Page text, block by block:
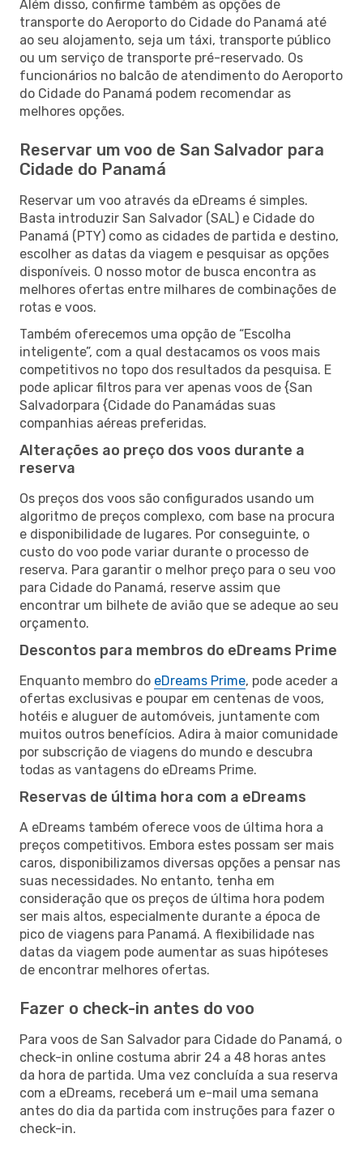
Além disso, confirme também as opções de
transporte do Aeroporto do Cidade do Panamá até
ao seu alojamento, seja um táxi, transporte público
ou um serviço de transporte pré-reservado. Os
funcionários no balcão de atendimento do Aeroporto
do Cidade do Panamá podem recomendar as
melhores opções.
Reservar um voo de San Salvador para
Cidade do Panamá
Reservar um voo através da eDreams é simples.
Basta introduzir San Salvador (SAL) e Cidade do
Panamá (PTY) como as cidades de partida e destino,
escolher as datas da viagem e pesquisar as opções
disponíveis. O nosso motor de busca encontra as
melhores ofertas entre milhares de combinações de
rotas e voos.
Também oferecemos uma opção de “Escolha
inteligente”, com a qual destacamos os voos mais
competitivos no topo dos resultados da pesquisa. E
pode aplicar filtros para ver apenas voos de {San
Salvadorpara {Cidade do Panamádas suas
companhias aéreas preferidas.
Alterações ao preço dos voos durante a
reserva
Os preços dos voos são configurados usando um
algoritmo de preços complexo, com base na procura
e disponibilidade de lugares. Por conseguinte, o
custo do voo pode variar durante o processo de
reserva. Para garantir o melhor preço para o seu voo
para Cidade do Panamá, reserve assim que
encontrar um bilhete de avião que se adeque ao seu
orçamento.
Descontos para membros do eDreams Prime
Enquanto membro do eDreams Prime, pode aceder a
ofertas exclusivas e poupar em centenas de voos,
hotéis e aluguer de automóveis, juntamente com
muitos outros benefícios. Adira à maior comunidade
por subscrição de viagens do mundo e descubra
todas as vantagens do eDreams Prime.
Reservas de última hora com a eDreams
A eDreams também oferece voos de última hora a
preços competitivos. Embora estes possam ser mais
caros, disponibilizamos diversas opções a pensar nas
suas necessidades. No entanto, tenha em
consideração que os preços de última hora podem
ser mais altos, especialmente durante a época de
pico de viagens para Panamá. A flexibilidade nas
datas da viagem pode aumentar as suas hipóteses
de encontrar melhores ofertas.
Fazer o check-in antes do voo
Para voos de San Salvador para Cidade do Panamá, o
check-in online costuma abrir 24 a 48 horas antes
da hora de partida. Uma vez concluída a sua reserva
com a eDreams, receberá um e-mail uma semana
antes do dia da partida com instruções para fazer o
check-in.